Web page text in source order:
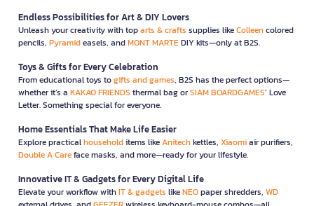
Endless Possibilities for Art & DIY Lovers
Unleash your creativity with toparts & crafts supplies likeColleencolored
pencils, Pyramideasels, andMONT MARTEDIY kits—only at B2S.
Toys & Gifts for Every Celebration
From educational toys togifts and games, B2S has the perfect options—
whether it’s a KAKAO FRIENDS thermal bag orSIAM BOARDGAMES’ Love
Letter. Something special for everyone.
Home Essentials That Make Life Easier
Explore practicalhouseholditems likeAnitechkettles, Xiaomiair purifiers,
Double A Careface masks, and more—ready for your lifestyle.
Innovative IT & Gadgets for Every Digital Life
Elevate your workflow withIT & gadgets likeNEOpaper shredders, WD